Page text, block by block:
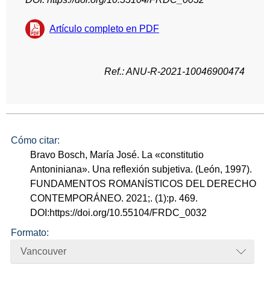
Artículo completo en PDF
Ref.: ANU-R-2021-10046900474
Cómo citar:
Bravo Bosch, María José. La «constitutio
Antoniniana». Una reflexión subjetiva. (León, 1997).
FUNDAMENTOS ROMANÍSTICOS DEL DERECHO
CONTEMPORÁNEO. 2021;. (1):p. 469.
DOI:https://doi.org/10.55104/FRDC_0032
Formato:
Vancouver